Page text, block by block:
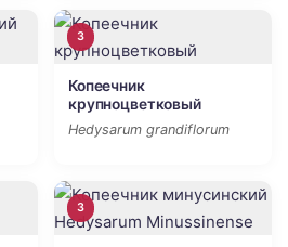
3
Копеечник
крупноцветковый
Hedysarum grandiflorum
3